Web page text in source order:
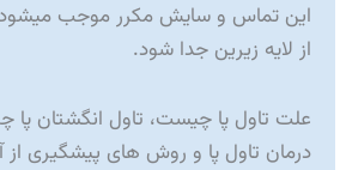
این تماس و سایش مکرر موجب
از لایه زیرین جدا شود.
علت تاول پا چیست، تاول انگشتان پا
درمان تاول پا و روش های پیشگیری